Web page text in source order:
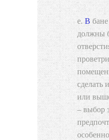
В бане обязательно
должны
сделать
или
– выбор